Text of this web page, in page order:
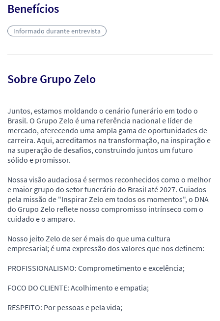
Benefícios
Informado durante entrevista
Sobre Grupo Zelo
Juntos, estamos moldando o cenário funerário em todo o
Brasil. O Grupo Zelo é uma referência nacional e líder de
mercado, oferecendo uma ampla gama de oportunidades de
carreira. Aqui, acreditamos na transformação, na inspiração e
na superação de desafios, construindo juntos um futuro
sólido e promissor.
Nossa visão audaciosa é sermos reconhecidos como o melhor
e maior grupo do setor funerário do Brasil até 2027. Guiados
pela missão de "Inspirar Zelo em todos os momentos", o DNA
do Grupo Zelo reflete nosso compromisso intrínseco com o
cuidado e o amparo.
Nosso jeito Zelo de ser é mais do que uma cultura
empresarial; é uma expressão dos valores que nos definem:
PROFISSIONALISMO: Comprometimento e excelência;
FOCO DO CLIENTE: Acolhimento e empatia;
RESPEITO: Por pessoas e pela vida;